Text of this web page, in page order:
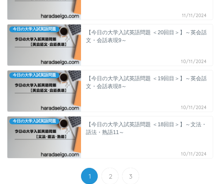
11/11/2024
今日の大学入試英語問題
【今日の大学入試英語問題 ＜20回目＞】～英会話
文・会話表現9～
10/11/2024
今日の大学入試英語問題
【今日の大学入試英語問題 ＜19回目＞】～英会話
文・会話表現8～
10/11/2024
今日の大学入試英語問題
【今日の大学入試英語問題 ＜18回目＞】～文法・
語法・熟語11～
10/11/2024
1 2 3